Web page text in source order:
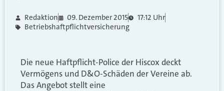
Redaktion 09. Dezember 2015
17:12 Uhr
Betriebshaftpflichtversicherung
Die neue Haftpflicht-Police der Hiscox deckt
Vermögens und D&O-Schäden der Vereine ab.
Das Angebot stellt eine